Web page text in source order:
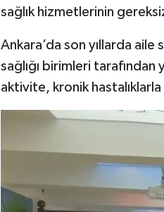
sağlık hizmetlerinin
Ankara’da son yıllarda aile
sağlığı birimleri
aktivite, kronik hastalıklarla